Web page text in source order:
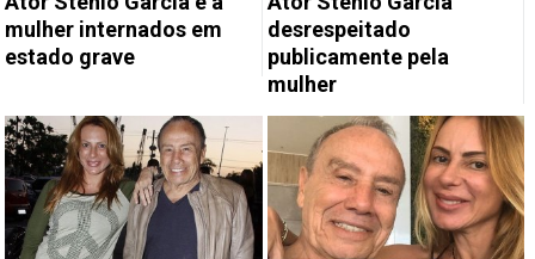
mulher internados em
estado grave
desrespeitado
publicamente pela
mulher